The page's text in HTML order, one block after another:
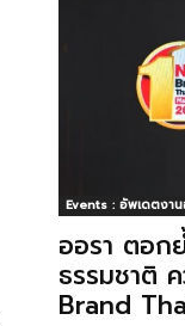
Events : อัพเดตงา
ออรา ตอก
ธรรมชาติ
Brand